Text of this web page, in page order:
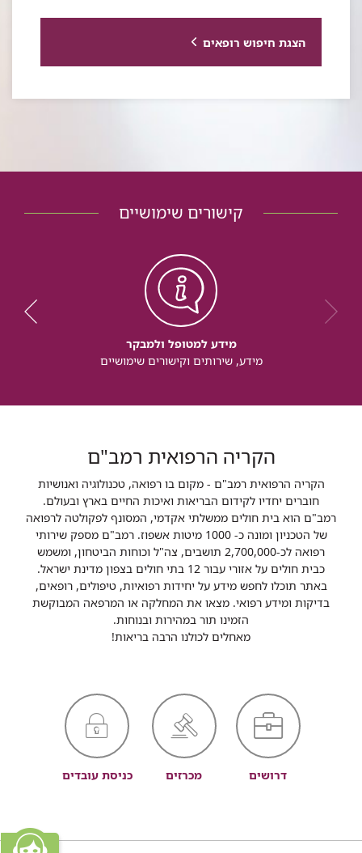
הצגת חיפוש רופאים
קישורים שימושיים
מידע למטופל ולמבקר
מידע, שירותים וקישורים שימושיים
הקריה הרפואית רמב"ם
הקריה הרפואית רמב"ם - מקום בו רפואה, טכנולוגיה ואנושיות
חוברים יחדיו לקידום הבריאות ואיכות החיים בארץ ובעולם.
רמב"ם הוא בית חולים ממשלתי אקדמי, המסונף לפקולטה לרפואה
של הטכניון ומונה כ- 1000 מיטות אשפוז. רמב"ם מספק שירותי
רפואה לכ-2,700,000 תושבים, צה"ל וכוחות הביטחון, ומשמש
כבית חולים על אזורי עבור 12 בתי חולים בצפון מדינת ישראל.
באתר תוכלו לחפש מידע על יחידות רפואיות, טיפולים, רופאים,
בדיקות ומידע רפואי. מצאו את המחלקה או המרפאה המבוקשת
הזמינו תור במהירות ובנוחות.
מאחלים לכולנו הרבה בריאות!
דרושים מכרזים כניסת עובדים